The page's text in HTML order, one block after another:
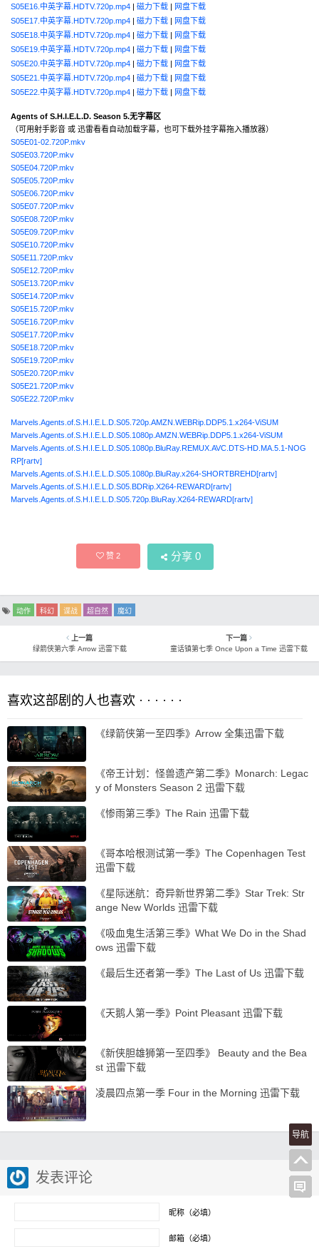
S05E16.中英字幕.HDTV.720p.mp4
磁力下载
网盘下载
S05E17.中英字幕.HDTV.720p.mp4
磁力下载
网盘下载
S05E18.中英字幕.HDTV.720p.mp4
磁力下载
网盘下载
S05E19.中英字幕.HDTV.720p.mp4
磁力下载
网盘下载
S05E20.中英字幕.HDTV.720p.mp4
磁力下载
网盘下载
S05E21.中英字幕.HDTV.720p.mp4
磁力下载
网盘下载
S05E22.中英字幕.HDTV.720p.mp4
磁力下载 网盘下载
Agents of S.H.I.E.L.D. Season 5.无字幕区
（可用射手影音 或 迅雷看看自动加载字幕，也可下载外挂字幕拖入播放器）
S05E01-02.720P.mkv
S05E03.720P.mkv
S05E04.720P.mkv
S05E05.720P.mkv
S05E06.720P.mkv
S05E07.720P.mkv
S05E08.720P.mkv
S05E09.720P.mkv
S05E10.720P.mkv
S05E11.720P.mkv
S05E12.720P.mkv
S05E13.720P.mkv
S05E14.720P.mkv
S05E15.720P.mkv
S05E16.720P.mkv
S05E17.720P.mkv
S05E18.720P.mkv
S05E19.720P.mkv
S05E20.720P.mkv
S05E21.720P.mkv
S05E22.720P.mkv
Marvels.Agents.of.S.H.I.E.L.D.S05.720p.AMZN.WEBRip.DDP5.1.x264-ViSUM
Marvels.Agents.of.S.H.I.E.L.D.S05.1080p.AMZN.WEBRip.DDP5.1.x264-ViSUM
Marvels.Agents.of.S.H.I.E.L.D.S05.1080p.BluRay.REMUX.AVC.DTS-HD.MA.5.1-NOG
RP[rartv]
Marvels.Agents.of.S.H.I.E.L.D.S05.1080p.BluRay.x264-SHORTBREHD[rartv]
Marvels.Agents.of.S.H.I.E.L.D.S05.BDRip.X264-REWARD[rartv]
Marvels.Agents.of.S.H.I.E.L.D.S05.720p.BluRay.X264-REWARD[rartv]
赞2 分享 0
动作 科幻 谍战 超自然 魔幻
上一篇
绿箭侠第六季 Arrow 迅雷下载
下一篇
童话镇第七季 Once Upon a Time 迅雷下载
喜欢这部剧的人也喜欢 · · · · · ·
《绿箭侠第一至四季》Arrow 全集迅雷下载
《帝王计划：怪兽遗产第二季》Monarch: Legac
y of Monsters Season 2 迅雷下载
《惨雨第三季》The Rain 迅雷下载
《哥本哈根测试第一季》The Copenhagen Test
迅雷下载
《星际迷航：奇异新世界第二季》Star Trek: Str
ange New Worlds 迅雷下载
《吸血鬼生活第三季》What We Do in the Shad
ows 迅雷下载
《最后生还者第一季》The Last of Us 迅雷下载
《天鹅人第一季》Point Pleasant 迅雷下载
《新侠胆雄狮第一至四季》 Beauty and the Bea
st 迅雷下载
凌晨四点第一季 Four in the Morning 迅雷下载
发表评论
昵称（必填）
邮箱（必填）
导航